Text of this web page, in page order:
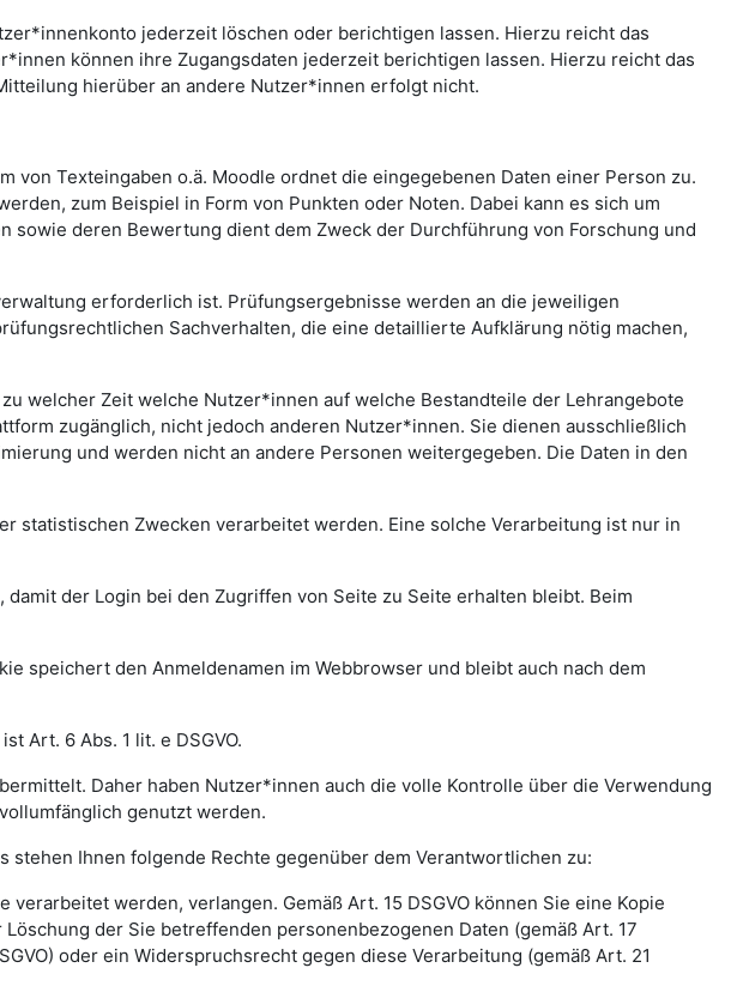
jederzeit löschen oder berichtigen lassen. Hierzu reicht das
können ihre Zugangsdaten jederzeit berichtigen lassen. Hierzu reicht das
hierüber an andere Nutzer*innen erfolgt nicht.
von Texteingaben o.ä. Moodle ordnet die eingegebenen Daten einer Person zu.
zum Beispiel in Form von Punkten oder Noten. Dabei kann es sich um
deren Bewertung dient dem Zweck der Durchführung von Forschung und
erforderlich ist. Prüfungsergebnisse werden an die jeweiligen
Sachverhalten, die eine detaillierte Aufklärung nötig machen,
welcher Zeit welche Nutzer*innen auf welche Bestandteile der Lehrangebote
zugänglich, nicht jedoch anderen Nutzer*innen. Sie dienen ausschließlich
und werden nicht an andere Personen weitergegeben. Die Daten in den
statistischen Zwecken verarbeitet werden. Eine solche Verarbeitung ist nur in
der Login bei den Zugriffen von Seite zu Seite erhalten bleibt. Beim
speichert den Anmeldenamen im Webbrowser und bleibt auch nach dem
Art. 6 Abs. 1 lit. e DSGVO.
Daher haben Nutzer*innen auch die volle Kontrolle über die Verwendung
genutzt werden.
stehen Ihnen folgende Rechte gegenüber dem Verantwortlichen zu:
werden, verlangen. Gemäß Art. 15 DSGVO können Sie eine Kopie
der Sie betreffenden personenbezogenen Daten (gemäß Art. 17
oder ein Widerspruchsrecht gegen diese Verarbeitung (gemäß Art. 21